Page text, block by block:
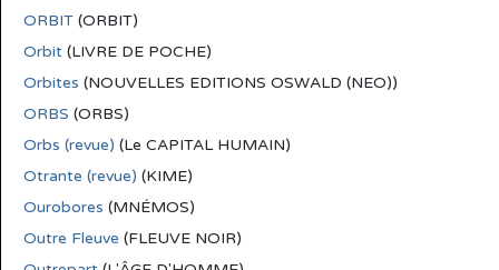
ORBIT (ORBIT)
Orbit (LIVRE DE POCHE)
Orbites (NOUVELLES EDITIONS OSWALD (NEO))
ORBS (ORBS)
Orbs (revue) (Le CAPITAL HUMAIN)
Otrante (revue) (KIME)
Ourobores (MNÉMOS)
Outre Fleuve (FLEUVE NOIR)